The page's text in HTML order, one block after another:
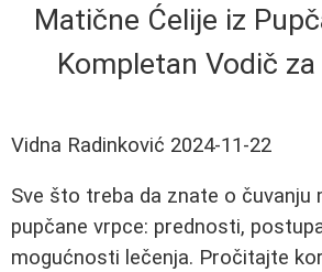
Matične Ćelije iz
Kompletan Vodič
Vidna Radinković 2024-11-22
Sve što treba da znate o čuvanju
pupčane vrpce: prednosti,
mogućnosti lečenja. Pročitajte